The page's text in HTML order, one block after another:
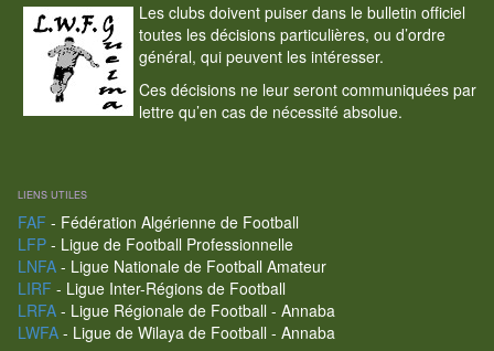
Les clubs doivent puiser dans le bulletin officiel
toutes les décisions particulières, ou d’ordre
général, qui peuvent les intéresser.
Ces décisions ne leur seront communiquées par
lettre qu’en cas de nécessité absolue.
LIENS UTILES
FAF - Fédération Algérienne de Football
LFP- Ligue de Football Professionnelle
LNFA- Ligue Nationale de Football Amateur
LIRF - Ligue Inter-Régions de Football
LRFA- Ligue Régionale de Football - Annaba
LWFA- Ligue de Wilaya de Football - Annaba